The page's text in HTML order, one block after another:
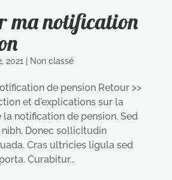
ma notification
2021 Non classé
de pension Retour >>
et d'explications sur la
notification de pension. Sed
Donec sollicitudin
Cras ultricies ligula sed
Curabitur...